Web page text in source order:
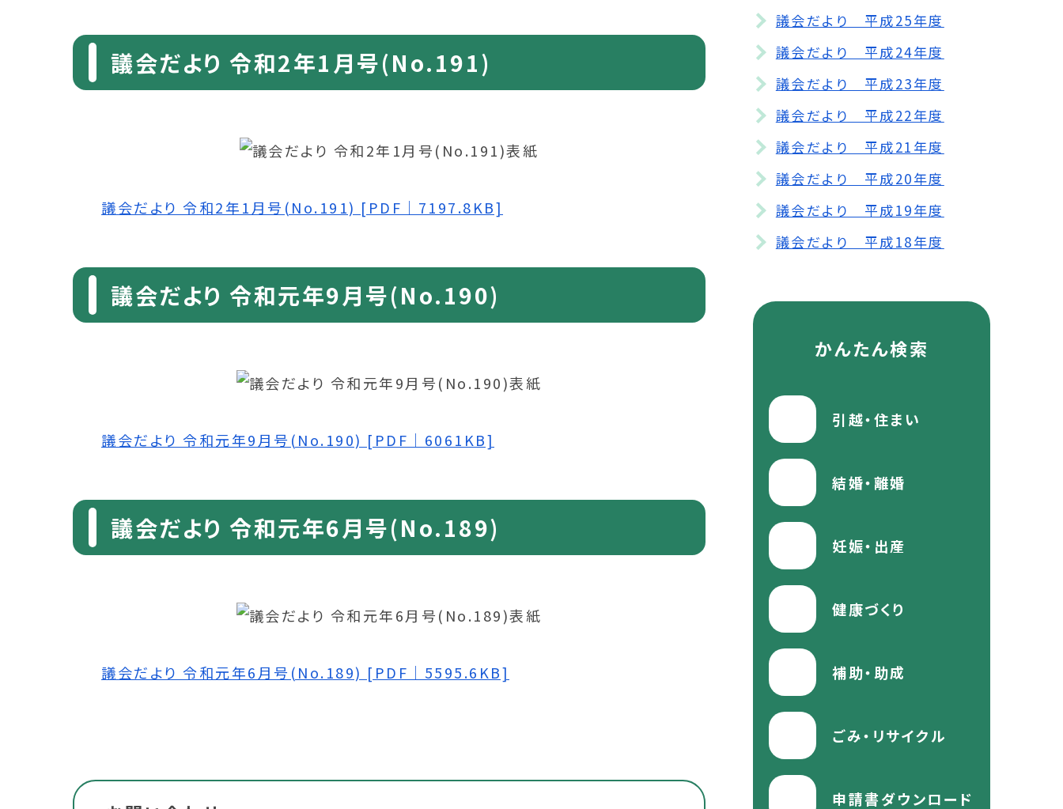
議会だより 令和2年1月号(No.191)
議会だより 令和2年1月号(No.191) [PDF｜7197.8KB]
議会だより 令和元年9月号(No.190)
議会だより 令和元年9月号(No.190) [PDF｜6061KB]
議会だより 令和元年6月号(No.189)
議会だより 令和元年6月号(No.189) [PDF｜5595.6KB]
議会だより 平成25年度
議会だより 平成24年度
議会だより 平成23年度
議会だより 平成22年度
議会だより 平成21年度
議会だより 平成20年度
議会だより 平成19年度
議会だより 平成18年度
かんたん検索
引越・住まい
結婚・離婚
妊娠・出産
健康づくり
補助・助成
ごみ・リサイクル
申請書ダウンロード